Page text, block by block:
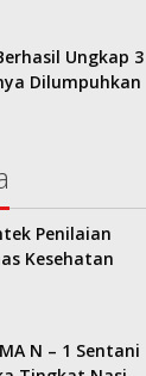
Ungkap 3
Dilumpuhkan
Penilaian
Kesehatan
N – 1 Sentani